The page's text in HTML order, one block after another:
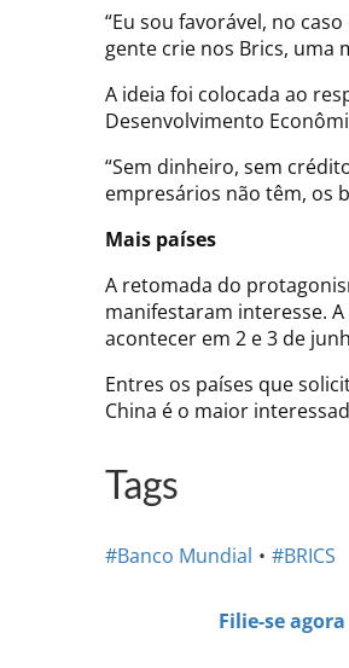
“Eu sou favorável, no
gente crie nos Brics, uma
A ideia foi colocada ao
Desenvolvimento
“Sem dinheiro, sem
empresários não têm, os
Mais países
A retomada do
manifestaram interesse.
acontecer em 2 e 3 de
Entres os países que
China é o maior
Tags
#Banco Mundial #BRICS
Filie-se agora